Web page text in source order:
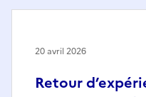
Retour
20 avril 2026